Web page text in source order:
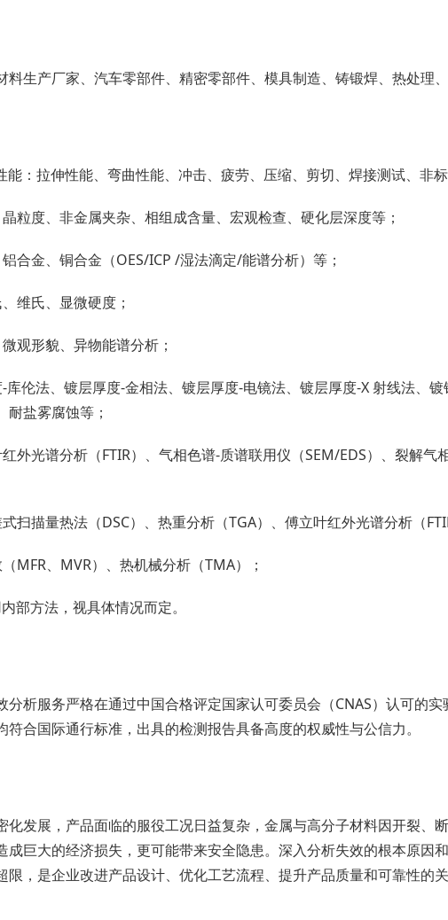
生产厂家、汽车零部件、精密零部件、模具制造、铸锻焊、热处理
能：拉伸性能、弯曲性能、冲击、疲劳、压缩、剪切、焊接测试、非标
粒度、非金属夹杂、相组成含量、宏观检查、硬化层深度等；
合⾦、铜合金（OES/ICP /湿法滴定/能谱分析）等；
维氏、显微硬度；
观形貌、异物能谱分析；
-库伦法、镀层厚度-金相法、镀层厚度-电镜法、镀层厚度-X 射线法、
盐雾腐蚀等；
外光谱分析（FTIR）、气相色谱-质谱联⽤仪（SEM/EDS）、裂解气
扫描量热法（DSC）、热重分析（TGA）、傅立叶红外光谱分析（
MFR、MVR）、热机械分析（TMA）；
部方法，视具体情况而定。
分析服务严格在通过中国合格评定国家认可委员会（CNAS）认可的
合国际通行标准，出具的检测报告具备高度的权威性与公信力。
化发展，产品面临的服役工况日益复杂，金属与高分子材料因开裂、
成巨大的经济损失，更可能带来安全隐患。深入分析失效的根本原因
限，是企业改进产品设计、优化工艺流程、提升产品质量和可靠性的